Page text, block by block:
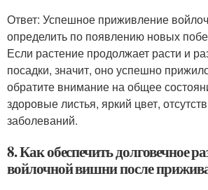
Ответ: Успешное приживление
определить по появлению новых
Если растение продолжает расти и
посадки, значит, оно успешно
обратите внимание на общее
здоровые листья, яркий цвет,
заболеваний.
8. Как обеспечить долговечное
войлочной вишни после